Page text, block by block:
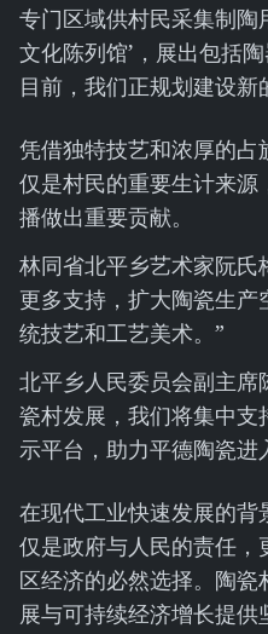
专门区域供村民采集制陶
文化陈列馆’，展出包括
目前，我们正规划建设新
凭借独特技艺和浓厚的
仅是村民的重要生计来
播做出重要贡献。
林同省北平乡艺术家阮氏
更多支持，扩大陶瓷生
统技艺和工艺美术。”
北平乡人民委员会副主席
瓷村发展，我们将集中
示平台，助力平德陶瓷进
在现代工业快速发展的
仅是政府与人民的责任
区经济的必然选择。陶
展与可持续经济增长提供